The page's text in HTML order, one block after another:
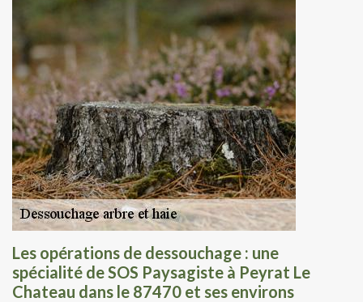
Les opérations de dessouchage : une
spécialité de SOS Paysagiste à Peyrat Le
Chateau dans le 87470 et ses environs